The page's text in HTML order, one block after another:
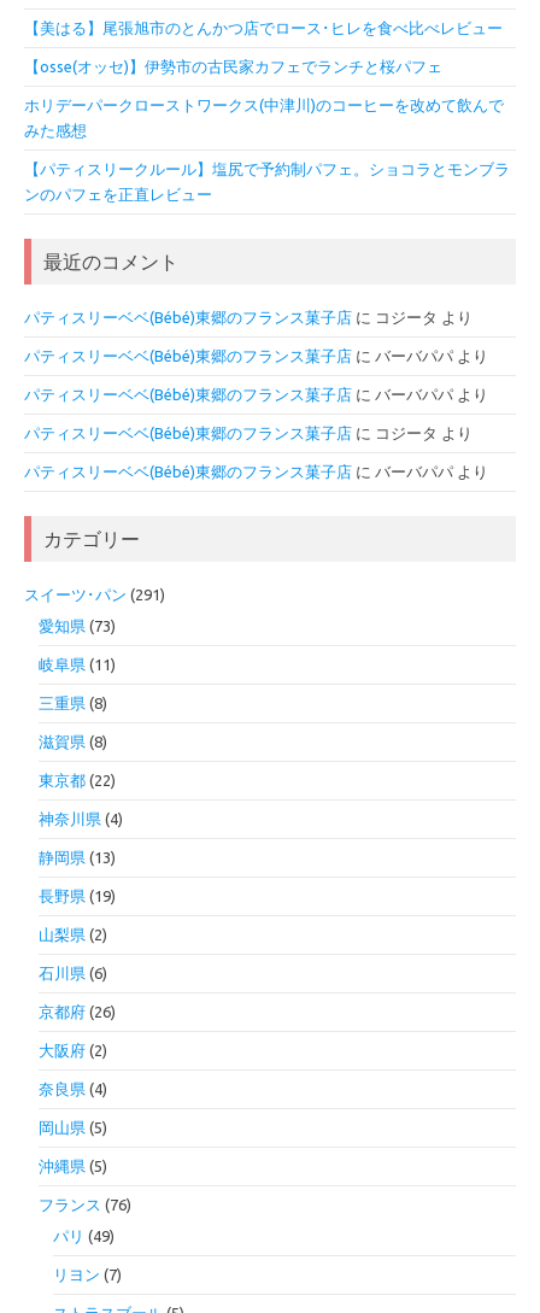
【美はる】尾張旭市のとんかつ店でロース･ヒレを食べ比べレビュー
【osse(オッセ)】伊勢市の古民家カフェでランチと桜パフェ
ホリデーパークローストワークス(中津川)のコーヒーを改めて飲んで
みた感想
【パティスリークルール】塩尻で予約制パフェ。ショコラとモンブラ
ンのパフェを正直レビュー
最近のコメント
パティスリーベベ(Bébé)東郷のフランス菓子店 に コジータ より
パティスリーベベ(Bébé)東郷のフランス菓子店 に バーバパパ より
パティスリーベベ(Bébé)東郷のフランス菓子店 に バーバパパ より
パティスリーベベ(Bébé)東郷のフランス菓子店 に コジータ より
パティスリーベベ(Bébé)東郷のフランス菓子店 に バーバパパ より
カテゴリー
スイーツ･パン (291)
愛知県 (73)
岐阜県 (11)
三重県 (8)
滋賀県 (8)
東京都 (22)
神奈川県 (4)
静岡県 (13)
長野県 (19)
山梨県 (2)
石川県 (6)
京都府 (26)
大阪府 (2)
奈良県 (4)
岡山県 (5)
沖縄県 (5)
フランス (76)
パリ (49)
リヨン (7)